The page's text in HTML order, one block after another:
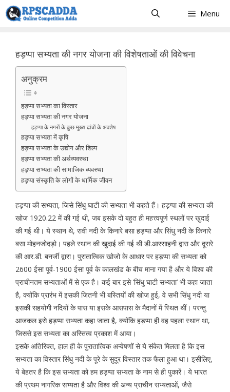
Skip
to
Menu
हड़प्पा सभ्यता की नगर योजना की विशेषताओं की विवेचना
अनुक्रम
हड़प्पा सभ्यता का विस्तार
हड़प्पा सभ्यता की नगर योजना
हड़प्पा के नगरों के कुछ मुख्य ढांचों के अवशेष
हड़प्पा सभ्यता में कृषि
हड़प्पा सभ्यता के उद्योग और शिल्प
हड़प्पा सभ्यता की अर्थव्यवस्था
हड़प्पा सभ्यता की सामाजिक व्यवस्था
हड़प्पा संस्कृति के लोगों के धार्मिक जीवन
हड़प्पा की सभ्यता, जिसे सिंधु घाटी की सभ्यता भी कहते हैं। हड़प्पा की सभ्यता की
खोज 1920.22 में की गई थी, जब इसके दो बहुत ही महत्त्वपूर्ण स्थलों पर खुदाई
की गई थी। ये स्थान थे, रावी नदी के किनारे बसा हड़प्पा और सिंधु नदी के किनारे
बसा मोहनजोदड़ो। पहले स्थान की खुदाई की गई थी डी.आरसाहनी द्वारा और दूसरे
की आर.डी. बनर्जी द्वारा। पुरातात्विक खोजो के आधार पर हड़प्पा की सभ्यता को
2600 ईसा पूर्व-1900 ईसा पूर्व के कालखंड के बीच माना गया है और ये विश्व की
प्राचीनतम सभ्यताओं में से एक है। कई बार इसे ‘सिंधु घाटी सभ्यता’ भी कहा जाता
है, क्योंकि प्रारंभ में इसकी जितनी भी बस्तियों की खोज हुई, वे सभी सिंधु नदी या
इसकी सहयोगी नदियों के पास या इसके आसपास के मैदानों में स्थित थीं। परन्तु
आजकल इसे हड़प्पा सभ्यता कहा जाता है, क्योंकि हड़प्पा ही वह पहला स्थान था,
जिससे इस सभ्यता का अस्तित्व प्रकाश में आया।
इसके अतिरिक्त, हाल ही के पुरातात्विक अन्वेषणों से ये संकेत मिलता है कि इस
सभ्यता का विस्तार सिंधु नदी के पूरे के सुदूर विस्तार तक फैला हुआ था। इसीलिए,
ये बेहतर है कि इस सभ्यता को हम हड़प्पा सभ्यता के नाम से ही पुकारें। ये भारत
की प्रथम नागरिक सभ्यता है और विश्व की अन्य प्राचीन सभ्यताओं, जैसे